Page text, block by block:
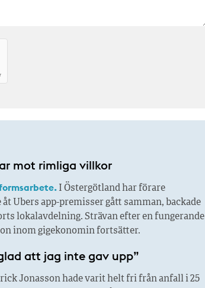
mot rimliga villkor
I Östergötland har förare
Ubers app-premisser gått samman, backade
lokalavdelning. Strävan efter en fungerande
inom gigekonomin fortsätter.
att jag inte gav upp”
Jonasson hade varit helt fri från anfall i 25